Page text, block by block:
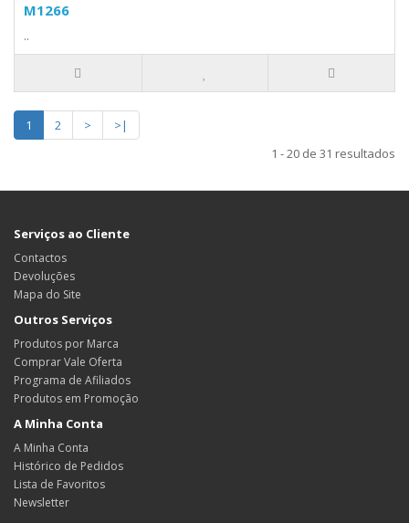
M1266
..
1 2 >
>|
1 - 20 de 31 resultados
Serviços ao Cliente
Contactos
Devoluções
Mapa do Site
Outros Serviços
Produtos por Marca
Comprar Vale Oferta
Programa de Afiliados
Produtos em Promoção
A Minha Conta
A Minha Conta
Histórico de Pedidos
Lista de Favoritos
Newsletter